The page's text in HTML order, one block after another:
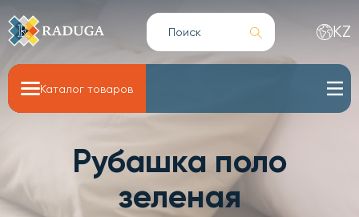
KZ
Каталог товаров
Рубашка поло
зеленая